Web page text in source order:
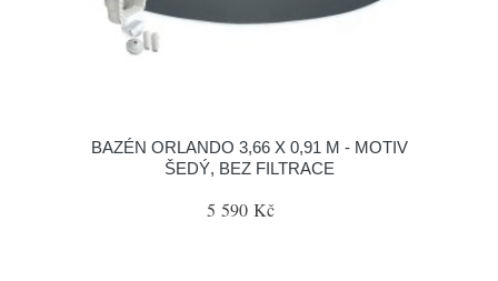
BAZÉN ORLANDO 3,66 X 0,91 M - MOTIV
ŠEDÝ, BEZ FILTRACE
5 590 Kč